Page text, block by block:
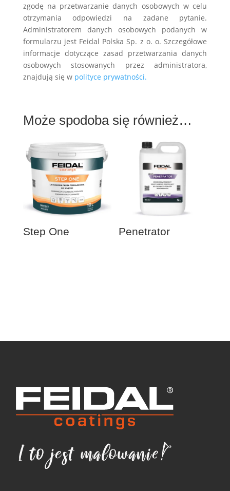
zgodę na przetwarzanie danych osobowych w celu
otrzymania odpowiedzi na zadane pytanie.
Administratorem danych osobowych podanych w
formularzu jest Feidal Polska Sp. z o. o. Szczegółowe
informacje dotyczące zasad przetwarzania danych
osobowych stosowanych przez administratora,
znajdują się w polityce prywatności.
Może spodoba się również…
Step One Penetrator